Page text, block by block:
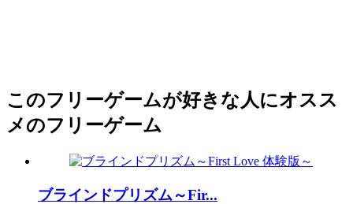
このフリーゲームが好きな人にオスス
メのフリーゲーム
ブラインドプリズム～Fir...